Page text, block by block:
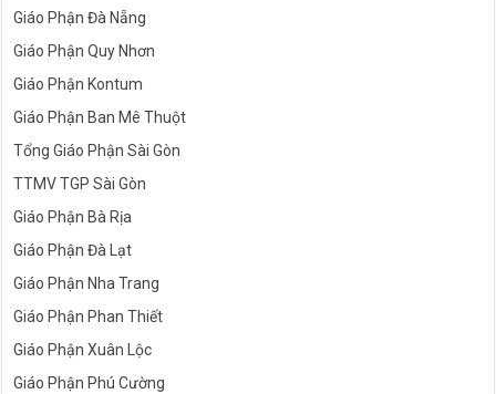
Giáo Phận Đà Nẵng
Giáo Phận Quy Nhơn
Giáo Phận Kontum
Giáo Phận Ban Mê Thuột
Tổng Giáo Phận Sài Gòn
TTMV TGP Sài Gòn
Giáo Phận Bà Rịa
Giáo Phận Đà Lạt
Giáo Phận Nha Trang
Giáo Phận Phan Thiết
Giáo Phận Xuân Lộc
Giáo Phận Phú Cường